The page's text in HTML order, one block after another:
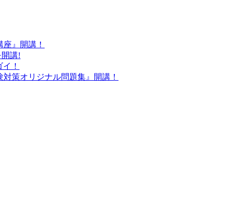
』開講！
開講!
！
策オリジナル問題集』開講！